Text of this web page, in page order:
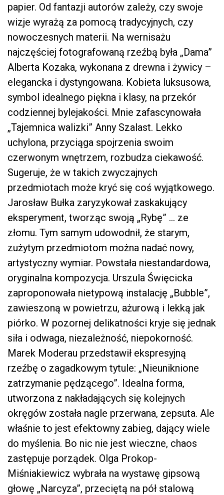
papier. Od fantazji autorów zależy, czy swoje
wizje wyrażą za pomocą tradycyjnych, czy
nowoczesnych materii. Na wernisażu
najczęściej fotografowaną rzeźbą była „Dama”
Alberta Kozaka, wykonana z drewna i żywicy –
elegancka i dystyngowana. Kobieta luksusowa,
symbol idealnego piękna i klasy, na przekór
codziennej bylejakości. Mnie zafascynowała
„Tajemnica walizki” Anny Szalast. Lekko
uchylona, przyciąga spojrzenia swoim
czerwonym wnętrzem, rozbudza ciekawość.
Sugeruje, że w takich zwyczajnych
przedmiotach może kryć się coś wyjątkowego.
Jarosław Bułka zaryzykował zaskakujący
eksperyment, tworząc swoją „Rybę” … ze
złomu. Tym samym udowodnił, że starym,
zużytym przedmiotom można nadać nowy,
artystyczny wymiar. Powstała niestandardowa,
oryginalna kompozycja. Urszula Święcicka
zaproponowała nietypową instalację „Bubble”,
zawieszoną w powietrzu, ażurową i lekką jak
piórko. W pozornej delikatności kryje się jednak
siła i odwaga, niezależność, niepokorność.
Marek Moderau przedstawił ekspresyjną
rzeźbę o zagadkowym tytule: „Nieuniknione
zatrzymanie pędzącego”. Idealna forma,
utworzona z nakładających się kolejnych
okręgów została nagle przerwana, zepsuta. Ale
właśnie to jest efektowny zabieg, dający wiele
do myślenia. Bo nic nie jest wieczne, chaos
zastępuje porządek. Olga Prokop-
Miśniakiewicz wybrała na wystawę gipsową
głowę „Narcyza”, przeciętą na pół stalową